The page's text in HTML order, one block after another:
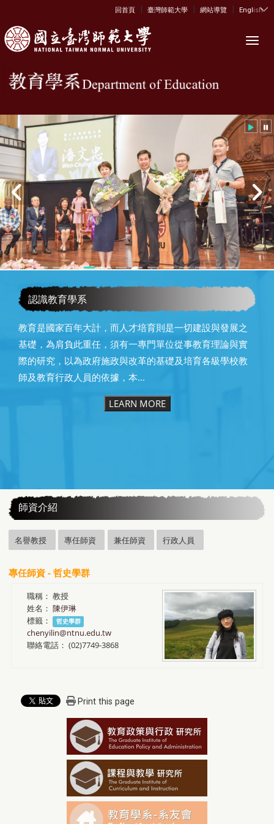
:::
回首頁 | 臺灣師範大學 | 網站導覽 | English
校友
認識教育學系
教育是國家百年大計，而人才培育則是一切建設與發展之
基礎，為肩負此重任，須有一專門單位從事教育理論與實
際的研究，以為政府施政與改革的基礎及培育各級學校教
師及教育行政人員的依據，本...
LEARN MORE
師資介紹
名譽教授 專任師資 兼任師資 行政人員
專任師資 - 哲史學群
職稱： 教授
姓名： 陳伊琳
標籤：
哲史學群
chenyilin@ntnu.edu.tw
聯絡電話： (02)7749-3868
Print this page